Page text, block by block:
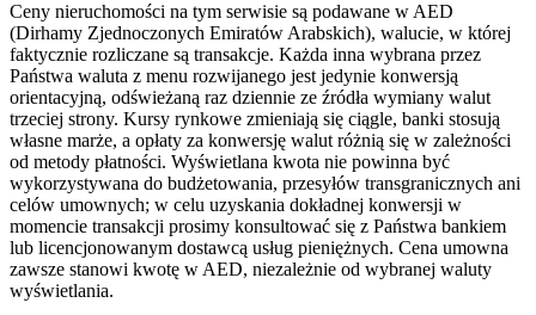
Ceny nieruchomości na tym serwisie są podawane w AED
(Dirhamy Zjednoczonych Emiratów Arabskich), walucie, w której
faktycznie rozliczane są transakcje. Każda inna wybrana przez
Państwa waluta z menu rozwijanego jest jedynie konwersją
orientacyjną, odświeżaną raz dziennie ze źródła wymiany walut
trzeciej strony. Kursy rynkowe zmieniają się ciągle, banki stosują
własne marże, a opłaty za konwersję walut różnią się w zależności
od metody płatności. Wyświetlana kwota nie powinna być
wykorzystywana do budżetowania, przesyłów transgranicznych ani
celów umownych; w celu uzyskania dokładnej konwersji w
momencie transakcji prosimy konsultować się z Państwa bankiem
lub licencjonowanym dostawcą usług pieniężnych. Cena umowna
zawsze stanowi kwotę w AED, niezależnie od wybranej waluty
wyświetlania.